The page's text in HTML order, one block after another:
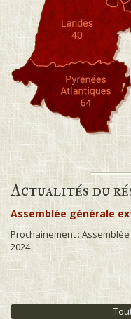
Actualités du
Assemblée générale
Prochainement :
2024